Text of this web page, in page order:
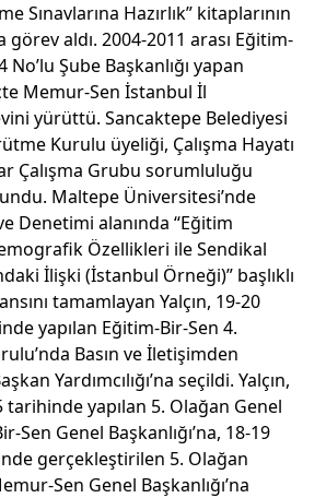
Sınavlarına Hazırlık” kitaplarının
görev aldı. 2004-2011 arası Eğitim-
Şube Başkanlığı yapan
Memur-Sen İstanbul İl
yürüttü. Sancaktepe Belediyesi
Kurulu üyeliği, Çalışma Hayatı
Çalışma Grubu sorumluluğu
Maltepe Üniversitesi’nde
Denetimi alanında “Eğitim
Özellikleri ile Sendikal
İlişki (İstanbul Örneği)” başlıklı
tamamlayan Yalçın, 19-20
yapılan Eğitim-Bir-Sen 4.
Basın ve İletişimden
Yardımcılığı’na seçildi. Yalçın,
tarihinde yapılan 5. Olağan Genel
Sen Genel Başkanlığı’na, 18-19
gerçekleştirilen 5. Olağan
Sen Genel Başkanlığı’na